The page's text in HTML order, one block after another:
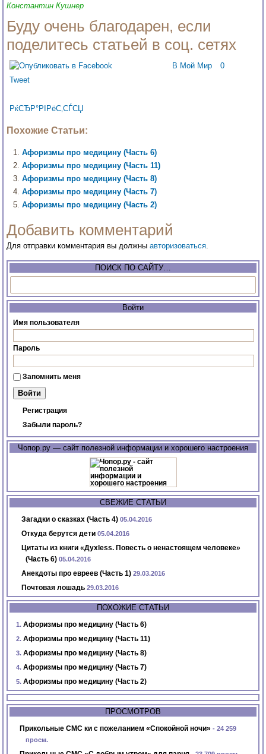
Константин Кушнер
Буду очень благодарен, если
поделитесь статьей в соц. сетях
В Мой Мир
0
Tweet
РќСЂР°РІРёС‚СЃСЏ
Похожие Статьи:
Афоризмы про медицину (Часть 6)
Афоризмы про медицину (Часть 11)
Афоризмы про медицину (Часть 8)
Афоризмы про медицину (Часть 7)
Афоризмы про медицину (Часть 2)
Добавить комментарий
Для отправки комментария вы должныавторизоваться.
ПОИСК ПО САЙТУ…
Войти
Имя пользователя
Пароль
Запомнить меня
Регистрация
Забыли пароль?
Чопор.ру — сайт полезной информации и хорошего настроения
СВЕЖИЕ СТАТЬИ
Загадки о сказках (Часть 4) 05.04.2016
Откуда берутся дети 05.04.2016
Цитаты из книги «Духless. Повесть о ненастоящем человеке»
(Часть 6) 05.04.2016
Анекдоты про евреев (Часть 1) 29.03.2016
Почтовая лошадь 29.03.2016
ПОХОЖИЕ СТАТЬИ
Афоризмы про медицину (Часть 6)
Афоризмы про медицину (Часть 11)
Афоризмы про медицину (Часть 8)
Афоризмы про медицину (Часть 7)
Афоризмы про медицину (Часть 2)
ПРОСМОТРОВ
Прикольные СМС ки с пожеланием «Спокойной ночи» - 24 259
просм.